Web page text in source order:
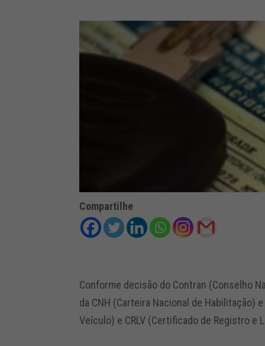
Compartilhe
Conforme decisão do Contran (Conselho
da CNH (Carteira Nacional de Habilitação)
Veículo) e CRLV (Certificado de Registro e